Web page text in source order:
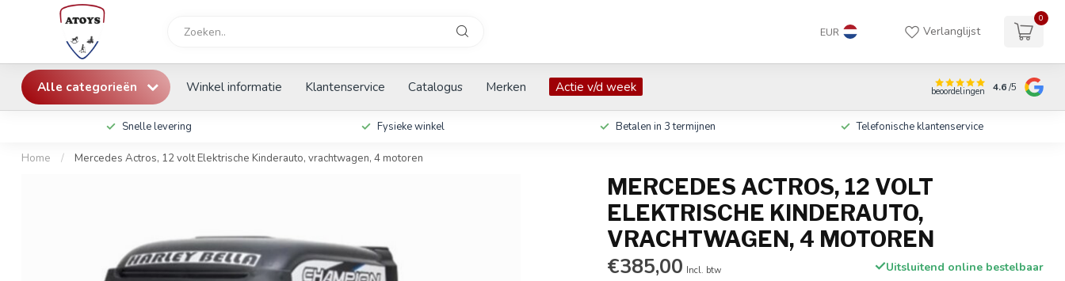
EUR Verlanglijst
0
Alle categorieën Winkel informatie Klantenservice Catalogus Merken Actie v/d week beoordelingen 4.6/5
Snelle levering Fysieke winkel Betalen in 3 termijnen Telefonische klantenservice
Home / Mercedes Actros, 12 volt Elektrische Kinderauto, vrachtwagen, 4 motoren
MERCEDES ACTROS, 12 VOLT
ELEKTRISCHE KINDERAUTO,
VRACHTWAGEN, 4 MOTOREN
€385,00 Incl. btw Uitsluitend online bestelbaar